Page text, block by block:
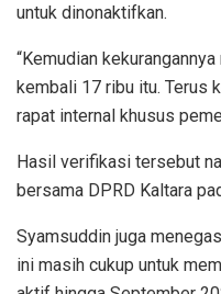
untuk dinonaktifkan.
“Kemudian
kembali 17 ribu itu. Terus
rapat internal khusus
Hasil verifikasi tersebut
bersama DPRD Kaltara
Syamsuddin juga
ini masih cukup untuk